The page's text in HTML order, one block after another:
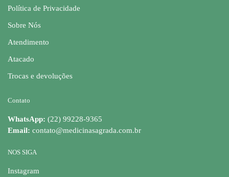
Política de Privacidade
Sobre Nós
Atendimento
Atacado
Trocas e devoluções
Contato
WhatsApp: (22) 99228-9365
Email: contato@medicinasagrada.com.br
NOS SIGA
Instagram